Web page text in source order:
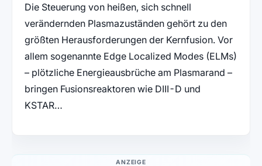
Die Steuerung von heißen, sich schnell
verändernden Plasmazuständen gehört zu den
größten Herausforderungen der Kernfusion. Vor
allem sogenannte Edge Localized Modes (ELMs)
– plötzliche Energieausbrüche am Plasmarand –
bringen Fusionsreaktoren wie DIII-D und
KSTAR…
ANZEIGE